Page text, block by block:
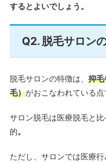
するとよいでしょう。
Q2. 脱毛サロン
脱毛サロンの特徴は、 抑毛
毛）がおこなわれている点
サロン脱毛は医療脱毛と
的。
ただし、サロンでは医療